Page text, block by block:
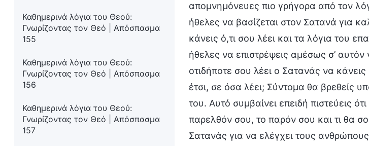
Καθημερινά λόγια του Θεού:
Γνωρίζοντας τον Θεό | Απόσπασμα
155
Καθημερινά λόγια του Θεού:
Γνωρίζοντας τον Θεό | Απόσπασμα
156
Καθημερινά λόγια του Θεού:
Γνωρίζοντας τον Θεό | Απόσπασμα
157
απομνημόνευες πιο γρήγορα από τον
ήθελες να βασίζεται στον Σατανά για
κάνεις ό,τι σου λέει και τα λόγια του
ήθελες να επιστρέψεις αμέσως σ’
οτιδήποτε σου λέει ο Σατανάς να
έτσι, σε όσα λέει; Σύντομα θα βρεθείς
του. Αυτό συμβαίνει επειδή πιστεύεις
παρελθόν σου, το παρόν σου και τι θα
Σατανάς για να ελέγχει τους